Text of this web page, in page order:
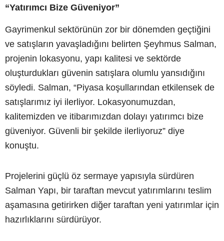
“Yatırımcı Bize Güveniyor”
Gayrimenkul sektörünün zor bir dönemden geçtiğini
ve satışların yavaşladığını belirten Şeyhmus Salman,
projenin lokasyonu, yapı kalitesi ve sektörde
oluşturdukları güvenin satışlara olumlu yansıdığını
söyledi. Salman, “Piyasa koşullarından etkilensek de
satışlarımız iyi ilerliyor. Lokasyonumuzdan,
kalitemizden ve itibarımızdan dolayı yatırımcı bize
güveniyor. Güvenli bir şekilde ilerliyoruz” diye
konuştu.
Projelerini güçlü öz sermaye yapısıyla sürdüren
Salman Yapı, bir taraftan mevcut yatırımlarını teslim
aşamasına getirirken diğer taraftan yeni yatırımlar için
hazırlıklarını sürdürüyor.